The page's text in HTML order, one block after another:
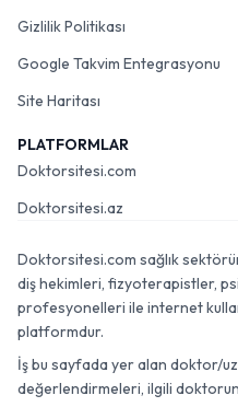
Gizlilik Politikası
Google Takvim Entegrasyonu
Site Haritası
PLATFORMLAR
Doktorsitesi.com
Doktorsitesi.az
Doktorsitesi.com sağlık
diş hekimleri, fizyoterapistler,
profesyonelleri ile internet
platformdur.
İş bu sayfada yer alan doktor/
değerlendirmeleri, ilgili